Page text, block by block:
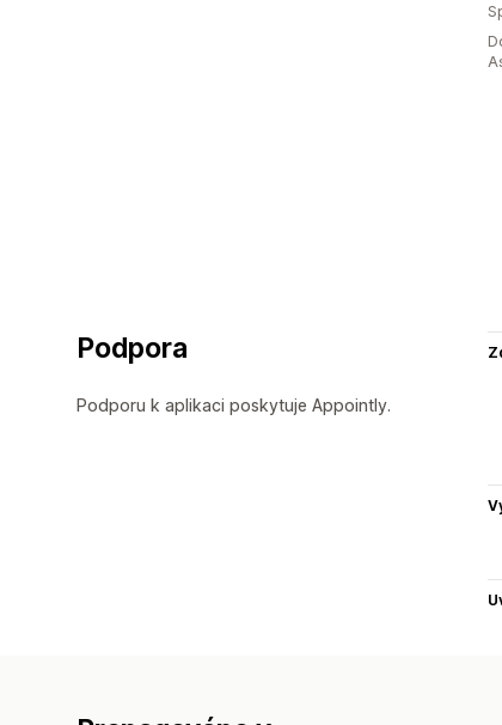
Podpora
Podporu k aplikaci poskytuje Appointly.